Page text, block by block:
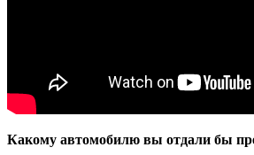
Какому автомобилю вы отдали бы